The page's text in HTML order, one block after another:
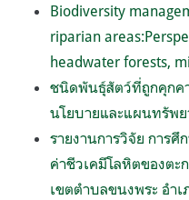
Biodiversity
riparian
headwater forests,
ชนิดพันธุ์สัตว์ที่ถูกคุกค
นโยบายและแผนทรัพย
รายงานการวิจัย การ
ค่าชีวเคมีโลหิตของตะ
เขตตำบลขนงพระ อำ